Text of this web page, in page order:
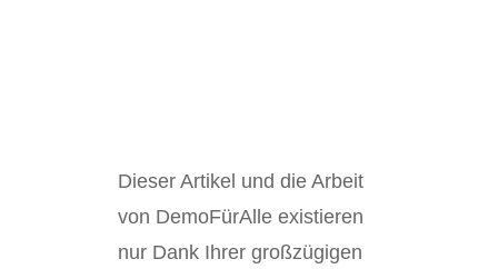
Dieser Artikel und die Arbeit
von DemoFürAlle existieren
nur Dank Ihrer großzügigen